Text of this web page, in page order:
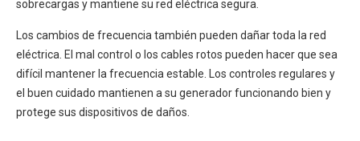
sobrecargas y mantiene su red eléctrica segura.
Los cambios de frecuencia también pueden dañar toda la red
eléctrica. El mal control o los cables rotos pueden hacer que sea
difícil mantener la frecuencia estable. Los controles regulares y
el buen cuidado mantienen a su generador funcionando bien y
protege sus dispositivos de daños.